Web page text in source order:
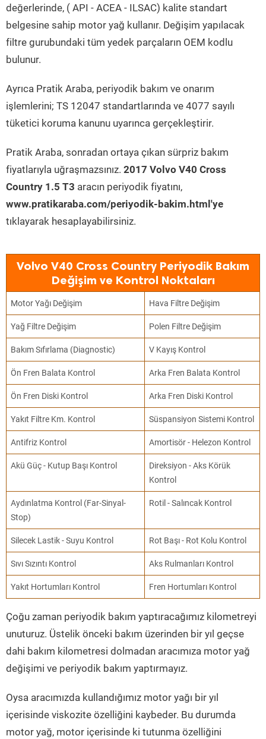
değerlerinde, ( API - ACEA - ILSAC) kalite standart
belgesine sahip motor yağ kullanır. Değişim yapılacak
filtre gurubundaki tüm yedek parçaların OEM kodlu
bulunur.
Ayrıca Pratik Araba, periyodik bakım ve onarım
işlemlerini; TS 12047 standartlarında ve 4077 sayılı
tüketici koruma kanunu uyarınca gerçekleştirir.
Pratik Araba, sonradan ortaya çıkan sürpriz bakım
fiyatlarıyla uğraşmazsınız. 2017 Volvo V40 Cross
Country 1.5 T3 aracın periyodik fiyatını,
www.pratikaraba.com/periyodik-bakim.html'ye
tıklayarak hesaplayabilirsiniz.
Volvo V40 Cross Country Periyodik Bakım
Değişim ve Kontrol Noktaları
Motor Yağı Değişim Hava Filtre Değişim
Yağ Filtre Değişim Polen Filtre Değişim
Bakım Sıfırlama (Diagnostic) V Kayış Kontrol
Ön Fren Balata Kontrol Arka Fren Balata Kontrol
Ön Fren Diski Kontrol Arka Fren Diski Kontrol
Yakıt Filtre Km. Kontrol Süspansiyon Sistemi Kontrol
Antifriz Kontrol Amortisör - Helezon Kontrol
Akü Güç - Kutup Başı Kontrol
Direksiyon - Aks Körük
Kontrol
Aydınlatma Kontrol (Far-Sinyal-
Stop)
Rotil - Salıncak Kontrol
Silecek Lastik - Suyu Kontrol Rot Başı - Rot Kolu Kontrol
Sıvı Sızıntı Kontrol Aks Rulmanları Kontrol
Yakıt Hortumları Kontrol Fren Hortumları Kontrol
Çoğu zaman periyodik bakım yaptıracağımız kilometreyi
unuturuz. Üstelik önceki bakım üzerinden bir yıl geçse
dahi bakım kilometresi dolmadan aracımıza motor yağ
değişimi ve periyodik bakım yaptırmayız.
Oysa aracımızda kullandığımız motor yağı bir yıl
içerisinde viskozite özelliğini kaybeder. Bu durumda
motor yağ, motor içerisinde ki tutunma özelliğini